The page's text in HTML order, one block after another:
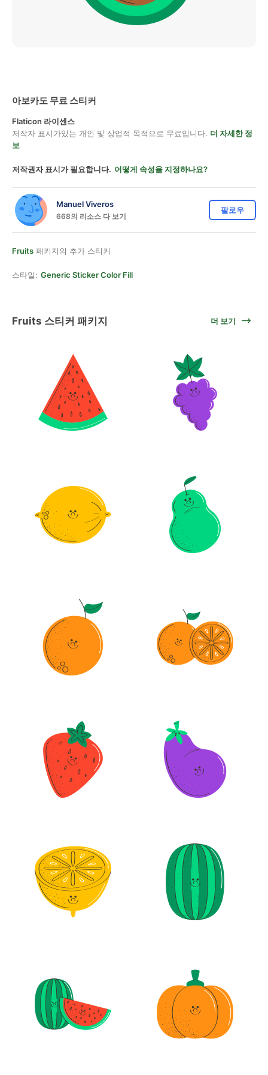
아보카도 무료 스티커
Flaticon 라이센스
저작자 표시가있는 개인 및 상업적 목적으로 무료입니다. 더 자세한 정
보
저작권자 표시가 필요합니다. 어떻게 속성을 지정하나요?
Manuel Viveros
668의 리소스 다 보기
팔로우
Fruits 패키지의 추가 스티커
스타일: Generic Sticker Color Fill
Fruits 스티커 패키지 더 보기